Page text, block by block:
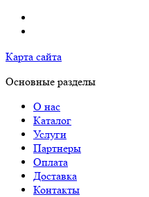
Карта сайта
Основные разделы
О нас
Каталог
Услуги
Партнеры
Оплата
Доставка
Контакты